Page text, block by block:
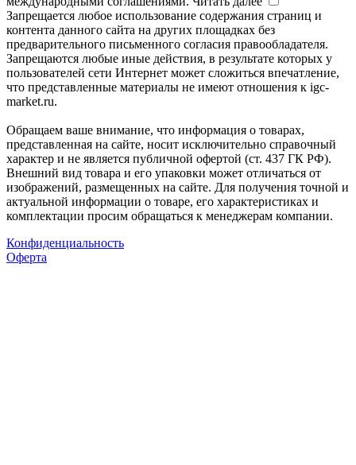
Запрещается любое использование содержания страниц и
контента данного сайта на других площадках без
предварительного письменного согласия правообладателя.
Запрещаются любые иные действия, в результате которых у
пользователей сети Интернет может сложиться впечатление,
что представленные материалы не имеют отношения к igc-
market.ru.
Обращаем ваше внимание, что информация о товарах,
представленная на сайте, носит исключительно справочный
характер и не является публичной офертой (ст. 437 ГК РФ).
Внешний вид товара и его упаковки может отличаться от
изображений, размещенных на сайте. Для получения точной и
актуальной информации о товаре, его характеристиках и
комплектации просим обращаться к менеджерам компании.
Конфиденциальность
Оферта